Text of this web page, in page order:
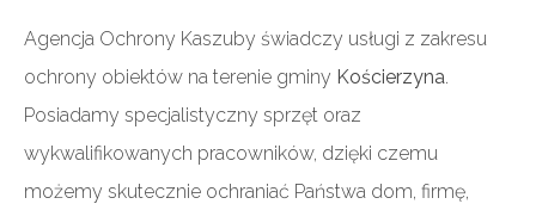
Agencja Ochrony Kaszuby świadczy usługi z zakresu
ochrony obiektów na terenie gminy Kościerzyna.
Posiadamy specjalistyczny sprzęt oraz
wykwalifikowanych pracowników, dzięki czemu
możemy skutecznie ochraniać Państwa dom, firmę,